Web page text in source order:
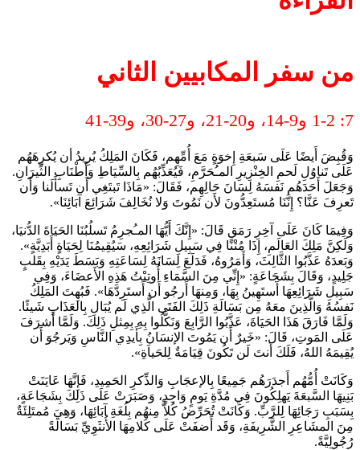
من سفر المكابيين الثاني
7: 1-2 و9-14، و20-21، و27-30، و39-41
وَقُبِضَ أَيضًا عَلَى سَبعَةِ إِخوَةٍ مَعَ أُمِّهِم، فَكَانَ المَلِكُ يُرِيدُ أن يُكرِهَهُم
عَلَى تَناوُلِ لَحمِ الخِنْزِيرِ المـُحَرَّمِ، فَيُعَذِّبُهُم بِالسِّيَاطِ وَأَطْنَابِ الثِّيرَانِ.
وَجَعَلَ أَحَدَهُم نَفسَهُ لِسَانَ حَالِهِم، فَقَالَ: «مَاذَا تَبتَغِي أَن تَسأَلَنا وَأَن
تَعرِفَ عَنَّا؟ إِنَّنَا مُستَعِدُّونَ لأَن نَمُوتَ وَلا نُخَالِفَ شَرَائِعَ آبَائِنَا».
وَفِيمَا كَانَ عَلَى آخِرِ رَمَقٍ قَالَ: «إِنَّكَ أَيُّهَا المـُجرِمُ تَسلُبُنَا الحَيَاةَ الدُّنيَا،
وَلَكِنَّ مَلِكَ العَالَمِ، إِذَا مُتْنَا فِي سَبِيلِ شَرَائِعِهِ، سَيُقِيمُنَا لِحَيَاةٍ أَبَدِيَّةٍ».
وَبَعدَهُ عَذَّبُوا الثَّالِثَ، وَأَمَرُوهُ، فَدَلَعَ لِسَانَهُ لِسَاعَتِهِ وَبَسَطَ يَدَيْهِ بِقَلبٍ
جَلِيدٍ، وَقَالَ بِشَجَاعَةٍ: «إِنِّي مِنَ السَّمَاءِ أُوتِيْتُ هَذِهِ الأَعضَاءَ، وَفِي
سَبِيلِ شَرَائِعِهَا أَستَهِينُ بِهَا، وَمِنهَا أَرجُو أَن أَستَرِدَّهَا». فَبُهِتَ المَلِكُ
نَفسُهُ وَالَّذِينَ معَهُ مِن بَسَالَةِ ذَلِكَ الفَتَى الَّذِي لَم يُبَالِ بِالعَذَابِ شَيئًا.
وَلَمَّا فَارَقَ هَذَا الحَيَاةَ، عَذَّبُوا الرَّابِعَ وَنَكَّلُوا بِهِ بِمِثلِ ذَلِكَ. وَلَمَّا أَشرَفَ
عَلَى المَوتِ، قَالَ: «خَيرٌ أَن يَمُوتَ الإنسَانُ بِأَيدِي النَّاسِ وَيَرجُوَ أَن
يُقِيمَهُ اللهُ، فَلَكَ أَنتَ لَن تَكُونَ قِيَامَةٌ لِلحَياَةِ».
وَكَانَتْ أُمُّهُم أَجدَرَهُم جَمِيعًا بِالإعجَابِ وَالذِّكرِ الحَمِيدِ، فَإِنَّهَا عَايَنَتْ
بَنِيهَا السَّبعَةَ يَهلِكُونَ فِي مُدَّةِ يَومٍ وَاحِدٍ، وَصَبَرَتْ عَلَى ذَلِكَ بِشَجَاعَةٍ،
بِسَبَبِ رَجَائِهَا لِلرَّبِّ. وَكَانَتْ تُحَرِّضُ كُلاًّ مِنهُم بِلُغَةِ آبَائِهَا، وَهِيَ مُمتَلِئَةٌ
مِنَ المشَاعِرِ الشَّرِيفَةِ، وَقَد أَضفَتْ عَلَى كَلامِهَا الأُنثَوِيِّ بَسَالَةً
رُجُولِيَّةً.